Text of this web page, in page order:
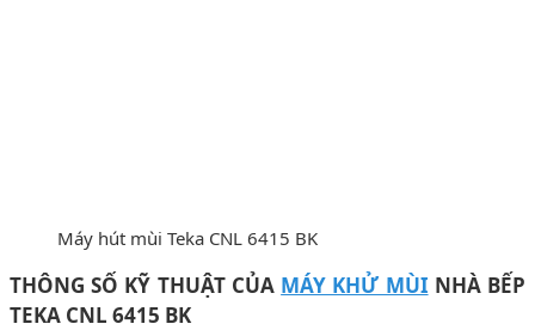
Máy hút mùi Teka CNL 6415 BK
THÔNG SỐ KỸ THUẬT CỦA MÁY KHỬ MÙI NHÀ BẾP
TEKA CNL 6415 BK